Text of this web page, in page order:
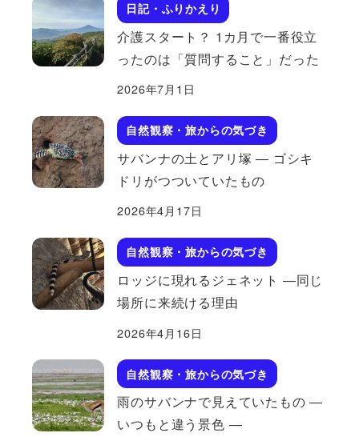
日記・ふりかえり
介護スタート？ 1カ月で一番役立
ったのは「質問すること」だった
2026年7月1日
自然観察・旅からの気づき
サバンナの土とアリ塚 ― ゴシキ
ドリがつついていたもの
2026年4月17日
自然観察・旅からの気づき
ロッジに現れるジェネット ―同じ
場所に来続ける理由
2026年4月16日
自然観察・旅からの気づき
雨のサバンナで見えていたもの ―
いつもと違う景色 ―